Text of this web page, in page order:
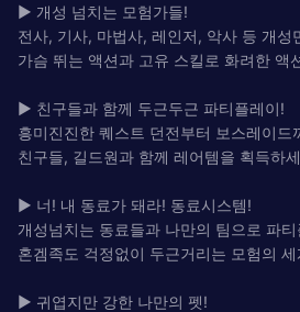
▶ 개성 넘치는 모험가들!
전사, 기사, 마법사, 레인저, 악사 등 개성
가슴 뛰는 액션과 고유 스킬로 화려한 액
▶ 친구들과 함께 두근두근 파티플레이!
흥미진진한 퀘스트 던전부터 보스레이드
친구들, 길드원과 함께 레어템을 획득하
▶ 너! 내 동료가 돼라! 동료시스템!
개성넘치는 동료들과 나만의 팀으로 파
혼겜족도 걱정없이 두근거리는 모험의
▶ 귀엽지만 강한 나만의 펫!